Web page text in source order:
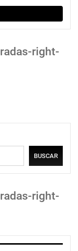
right-
BUSCAR
right-